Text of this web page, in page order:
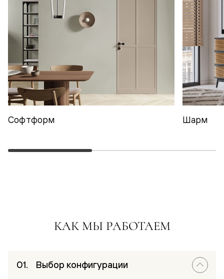
Софтформ Шарм
КАК МЫ РАБОТАЕМ
Выбор конфигурации